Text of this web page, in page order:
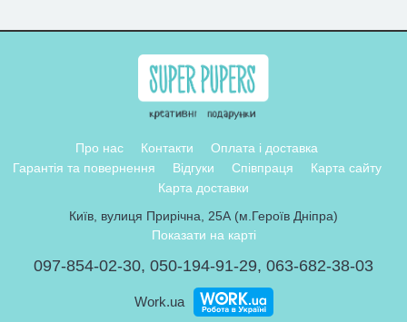
Про нас Контакти
Оплата і доставка
Гарантія та повернення
Відгуки Співпраця
Карта сайту
Карта доставки
Київ, вулиця Прирічна, 25А (м.Героїв Дніпра)
Показати на карті
097-854-02-30, 050-194-91-29, 063-682-38-03
Work.ua